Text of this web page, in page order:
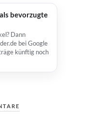
bevorzugte
Dann
bei Google
künftig noch